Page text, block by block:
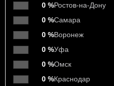
0 %Ростов-на-Дону
0 %Самара
0 %Воронеж
0 %Уфа
0 %Омск
0 %Краснодар